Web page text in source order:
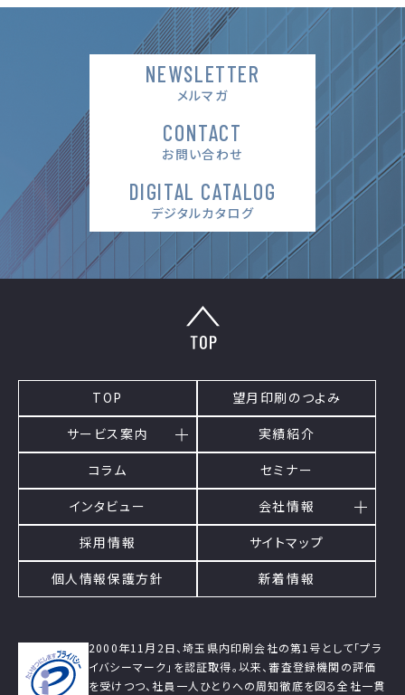
NEWSLETTER
メルマガ
CONTACT
お問い合わせ
DIGITAL CATALOG
デジタルカタログ
TOP
望月印刷のつよみ
サービス案内
実績紹介
コラム
セミナー
インタビュー
会社情報
採用情報
サイトマップ
個人情報保護方針
新着情報
2000年11月2日、埼玉県内印刷会社の第1号として「プラ
イバシーマーク」を認証取得。以来、審査登録機関の評価
を受けつつ、社員一人ひとりへの周知徹底を図る全社一貫